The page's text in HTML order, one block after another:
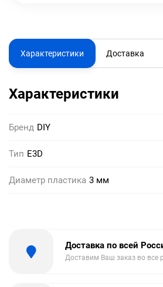
Характеристики Доставка
Характеристики
Бренд DIY
Тип E3D
Диаметр пластика 3 мм
Доставка по всей
Доставим Ваш заказ во все